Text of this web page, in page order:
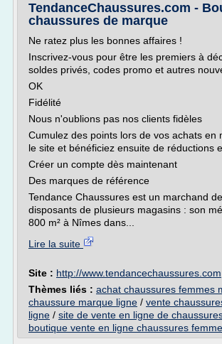
TendanceChaussures.com -
chaussures de marque
Ne ratez plus les bonnes affaires !
Inscrivez-vous pour être les premiers à
soldes privés, codes promo et autres
OK
Fidélité
Nous n'oublions pas nos clients fidèles
Cumulez des points lors de vos achats en
le site et bénéficiez ensuite de réductions
Créer un compte dès maintenant
Des marques de référence
Tendance Chaussures est un marchand
disposants de plusieurs magasins : son
800 m² à Nîmes dans...
Lire la suite
Site : http://www.tendancechaussures.com
Thèmes liés : achat chaussures femmes
chaussure marque ligne / vente
ligne / site de vente en ligne de
boutique vente en ligne chaussures femme